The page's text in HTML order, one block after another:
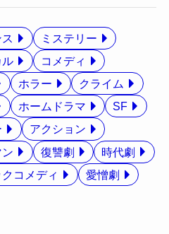
ミステリー
ル
コメディ
ホラー
クライム
ホームドラマ
SF
アクション
復讐劇
時代劇
コメディ
愛憎劇